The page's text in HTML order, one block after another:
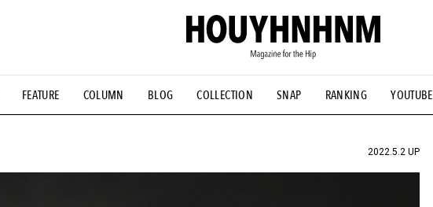
FEATURE COLUMN BLOG COLLECTION SNAP RANKING YOUTUBE
#ESSENTIAL DESIGNS #古着サミット #NEW VINTAGE #マイナーグッド図鑑
#Commune H #FOCUS IT #AH.H #ととけん #FASHION #MUSIC
2022.5.2 UP